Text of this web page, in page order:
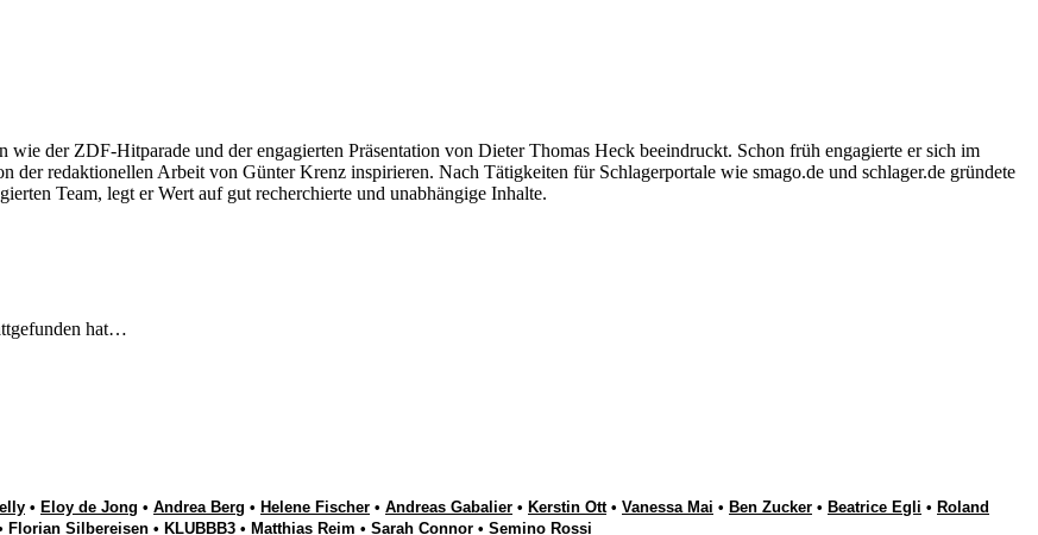
wie der ZDF-Hitparade und der engagierten Präsentation von Dieter Thomas Heck beeindruckt. Schon früh engagierte er sich im
der redaktionellen Arbeit von Günter Krenz inspirieren. Nach Tätigkeiten für Schlagerportale wie smago.de und schlager.de gründete
Team, legt er Wert auf gut recherchierte und unabhängige Inhalte.
hat…
• Eloy de Jong • Andrea Berg • Helene Fischer • Andreas Gabalier • Kerstin Ott• Vanessa Mai • Ben Zucker • Beatrice Egli • Roland
Florian Silbereisen • KLUBBB3 • Matthias Reim • Sarah Connor • Semino Rossi